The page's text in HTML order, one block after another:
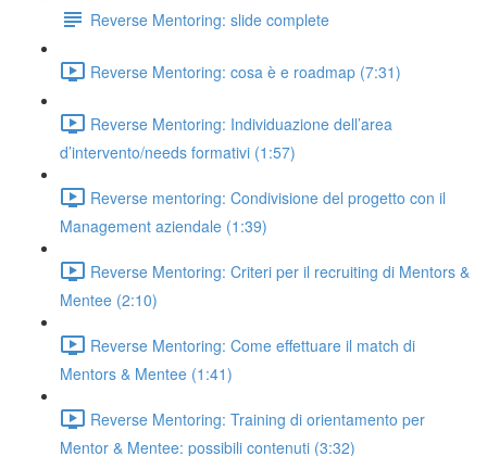
Reverse Mentoring: slide complete
Reverse Mentoring: cosa è e roadmap (7:31)
Reverse Mentoring: Individuazione dell’area
d’intervento/needs formativi (1:57)
Reverse mentoring: Condivisione del progetto con il
Management aziendale (1:39)
Reverse Mentoring: Criteri per il recruiting di Mentors &
Mentee (2:10)
Reverse Mentoring: Come effettuare il match di
Mentors & Mentee (1:41)
Reverse Mentoring: Training di orientamento per
Mentor & Mentee: possibili contenuti (3:32)